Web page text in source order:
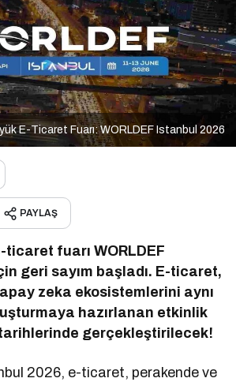
E-Ticaret Fuarı: WORLDEF Istanbul 2026
PAYLAŞ
ticaret fuarı WORLDEF
geri sayım başladı. E-ticaret,
zeka ekosistemlerini aynı
hazırlanan etkinlik
gerçekleştirilecek!
2026, e-ticaret, perakende ve